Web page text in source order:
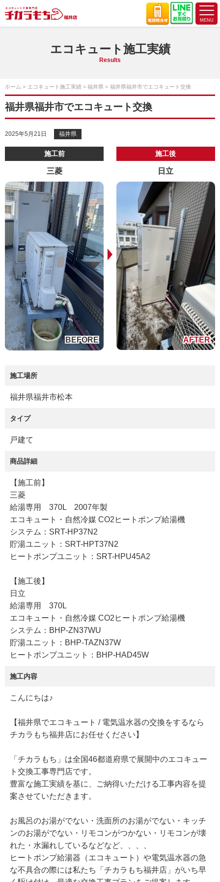
エコキュート施工実績
Results
ホーム エコキュート施工実績 福井県 福井県福井市でエコキュート交換
福井県福井市でエコキュート交換
2025年5月21日 福井県
施工前
三菱
施工後
日立
施工場所
福井県福井市松本
タイプ
戸建て
商品詳細
【施工前】
三菱
給湯専用 370L 2007年製
エコキュート・自然冷媒 CO2ヒートポンプ給湯機
システム：SRT-HP37N2
貯湯ユニット：SRT-HPT37N2
ヒートポンプユニット：SRT-HPU45A2
【施工後】
日立
給湯専用 370L
エコキュート・自然冷媒 CO2ヒートポンプ給湯機
システム：BHP-ZN37WU
貯湯ユニット：BHP-TAZN37W
ヒートポンプユニット：BHP-HAD45W
施工内容
​こんにちは♪
【福井県でエコキュート / 電気温水器の交換をするなら
チカラもち福井店にお任せください】
「チカラもち」は全国46都道府県で展開中のエコキュー
ト交換工事専門店です。
豊富な施工実績を基に、ご納得いただける工事内容を提
案させていただきます。
お風呂のお湯がでない・洗面所のお湯がでない・キッチ
ンのお湯がでない・リモコンがつかない・リモコンが壊
れた・水漏れしているなどなど、、、、
ヒートポンプ給湯器（エコキュート）や電気温水器の急
な不具合の際には私たち「チカラもち福井店」がいち早